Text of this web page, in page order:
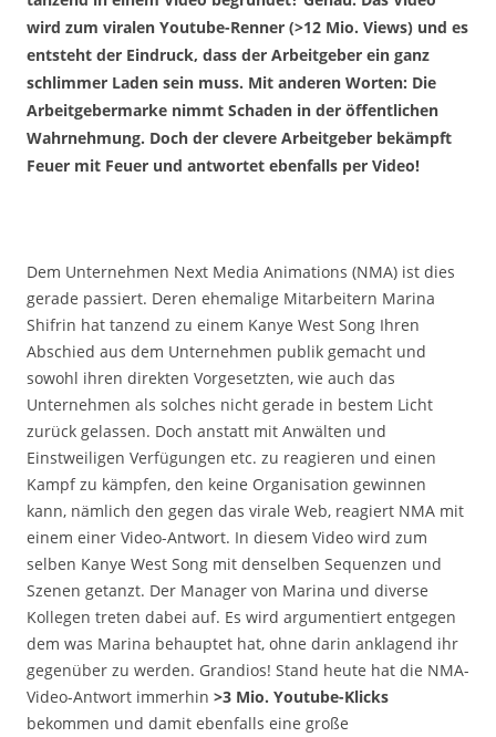
wird zum viralen Youtube-Renner (>12 Mio. Views) und es
entsteht der Eindruck, dass der Arbeitgeber ein ganz
schlimmer Laden sein muss. Mit anderen Worten: Die
Arbeitgebermarke nimmt Schaden in der öffentlichen
Wahrnehmung. Doch der clevere Arbeitgeber bekämpft
Feuer mit Feuer und antwortet ebenfalls per Video!
Dem Unternehmen Next Media Animations (NMA) ist dies
gerade passiert. Deren ehemalige Mitarbeitern Marina
Shifrin hat tanzend zu einem Kanye West Song Ihren
Abschied aus dem Unternehmen publik gemacht und
sowohl ihren direkten Vorgesetzten, wie auch das
Unternehmen als solches nicht gerade in bestem Licht
zurück gelassen. Doch anstatt mit Anwälten und
Einstweiligen Verfügungen etc. zu reagieren und einen
Kampf zu kämpfen, den keine Organisation gewinnen
kann, nämlich den gegen das virale Web, reagiert NMA mit
einem einer Video-Antwort. In diesem Video wird zum
selben Kanye West Song mit denselben Sequenzen und
Szenen getanzt. Der Manager von Marina und diverse
Kollegen treten dabei auf. Es wird argumentiert entgegen
dem was Marina behauptet hat, ohne darin anklagend ihr
gegenüber zu werden. Grandios! Stand heute hat die NMA-
Video-Antwort immerhin >3 Mio. Youtube-Klicks
bekommen und damit ebenfalls eine große